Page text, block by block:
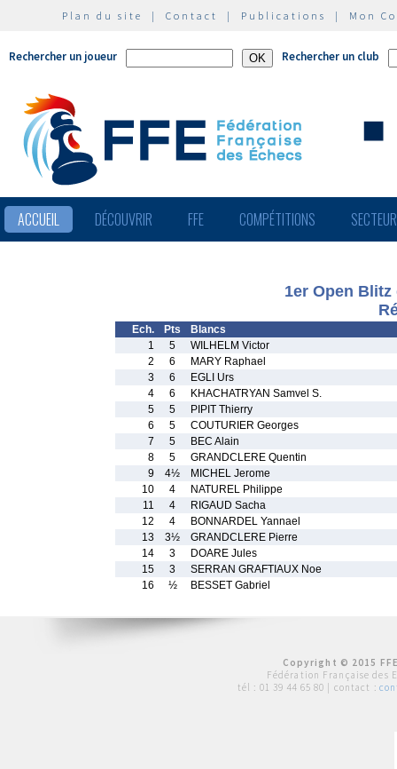
Plan du site | Contact | Publications | Mon
Rechercher un joueur Rechercher un club
ACCUEIL DÉCOUVRIR FFE COMPÉTITIONS
1er Open
Ech. Pts
Blancs
1
5
WILHELM Victor
2
6
MARY Raphael
3
6
EGLI Urs
4
6
KHACHATRYAN Samvel S.
5
5
PIPIT Thierry
6
5
COUTURIER Georges
7
5
BEC Alain
8
5
GRANDCLERE Quentin
9
4½
MICHEL Jerome
10
4
NATUREL Philippe
11
4
RIGAUD Sacha
12
4
BONNARDEL Yannael
13
3½
GRANDCLERE Pierre
14
3
DOARE Jules
15
3
SERRAN GRAFTIAUX Noe
16
½ BESSET Gabriel
Copyright © 2015
Fédération Française des
tél : 01 39 44 65 80 | contact :